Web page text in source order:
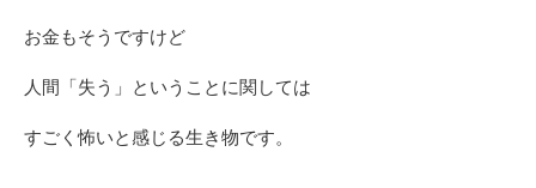
お金もそうですけど
人間「失う」ということに関しては
すごく怖いと感じる生き物です。